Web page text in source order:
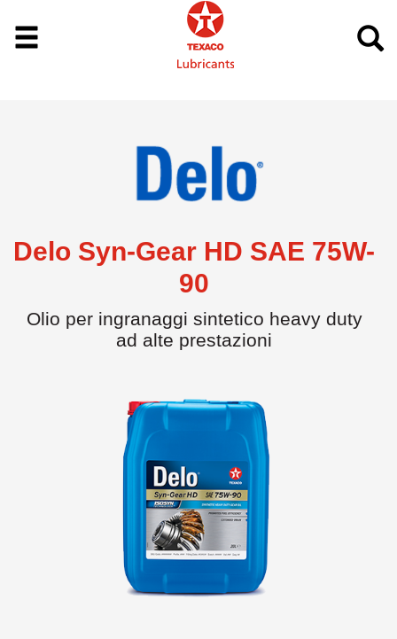
Delo Syn-Gear HD SAE 75W-
90
Olio per ingranaggi sintetico heavy duty
ad alte prestazioni